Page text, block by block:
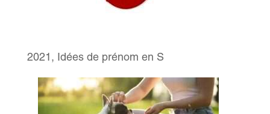
2021, Idées de prénom en S